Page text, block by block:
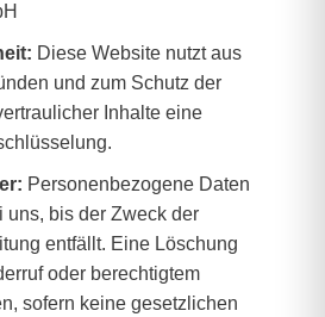
Diese Website nutzt aus
und zum Schutz der
Inhalte eine
Personenbezogene Daten
uns, bis der Zweck der
entfällt. Eine Löschung
oder berechtigtem
sofern keine gesetzlichen